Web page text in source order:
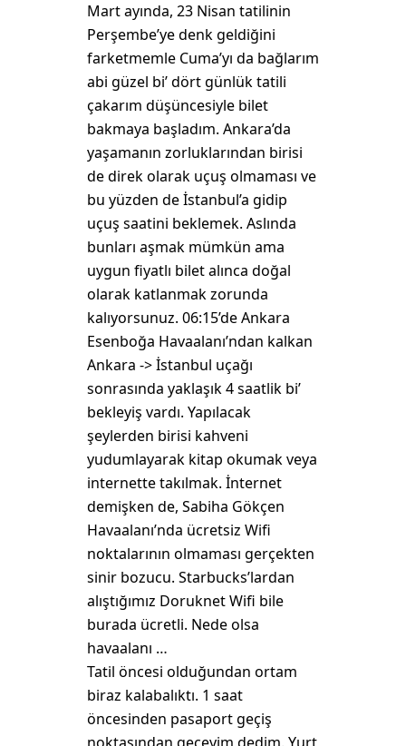
Mart ayında, 23 Nisan tatilinin
Perşembe’ye denk geldiğini
farketmemle Cuma’yı da bağlarım
abi güzel bi’ dört günlük tatili
çakarım düşüncesiyle bilet
bakmaya başladım. Ankara’da
yaşamanın zorluklarından birisi
de direk olarak uçuş olmaması ve
bu yüzden de İstanbul’a gidip
uçuş saatini beklemek. Aslında
bunları aşmak mümkün ama
uygun fiyatlı bilet alınca doğal
olarak katlanmak zorunda
kalıyorsunuz. 06:15’de Ankara
Esenboğa Havaalanı’ndan kalkan
Ankara -> İstanbul uçağı
sonrasında yaklaşık 4 saatlik bi’
bekleyiş vardı. Yapılacak
şeylerden birisi kahveni
yudumlayarak kitap okumak veya
internette takılmak. İnternet
demişken de, Sabiha Gökçen
Havaalanı’nda ücretsiz Wifi
noktalarının olmaması gerçekten
sinir bozucu. Starbucks’lardan
alıştığımız Doruknet Wifi bile
burada ücretli. Nede olsa
havaalanı …
Tatil öncesi olduğundan ortam
biraz kalabalıktı. 1 saat
öncesinden pasaport geçiş